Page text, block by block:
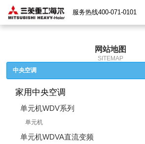
服务热线400-071-0101
网站地图
SITEMAP
中央空调
家用中央空调
单元机WDV系列
单元机
单元机WDVA直流变频